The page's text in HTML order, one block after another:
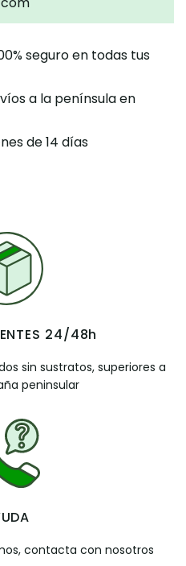
seguro en todas tus
a la península en
de 14 días
24/48h
sin sustratos, superiores a
peninsular
contacta con nosotros